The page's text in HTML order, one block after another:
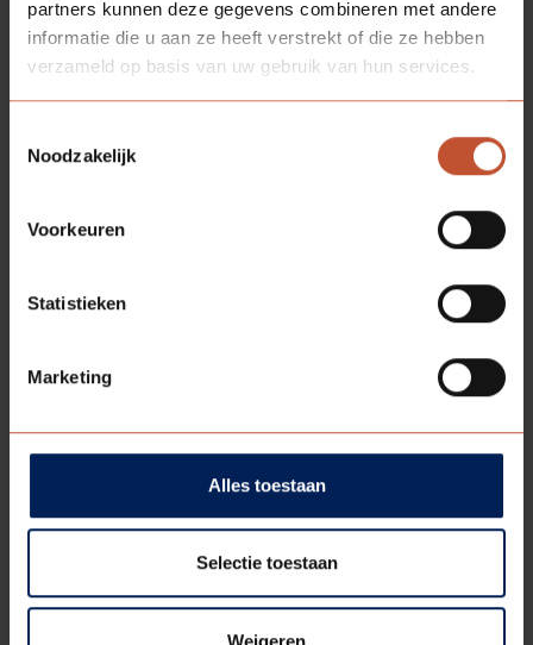
partners kunnen deze gegevens combineren met andere
informatie die u aan ze heeft verstrekt of die ze hebben
verzameld op basis van uw gebruik van hun services.
Noodzakelijk
Voorkeuren
Statistieken
Marketing
Alles toestaan
Selectie toestaan
Weigeren
* Let op: genoemde NCS/RAL kleuren zijn bij
speciale matgradaties is het benoemen van een exact
waarheidsgetrouwe weergave is bemonstering op
aanvraag verkrijgbaar.
SOORTGELIJKEPRODUCTEN